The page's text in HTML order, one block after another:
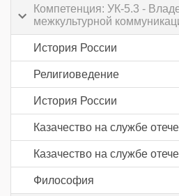
Компетенция: УК-5.3 -
межкультурной
История России
Религиоведение
История России
Казачество на службе
Казачество на службе
Философия